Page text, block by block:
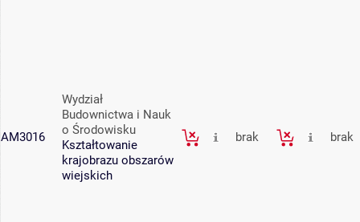
AM3016
Wydział
Budownictwa i Nauk
o Środowisku
Kształtowanie
krajobrazu obszarów
wiejskich
brak brak